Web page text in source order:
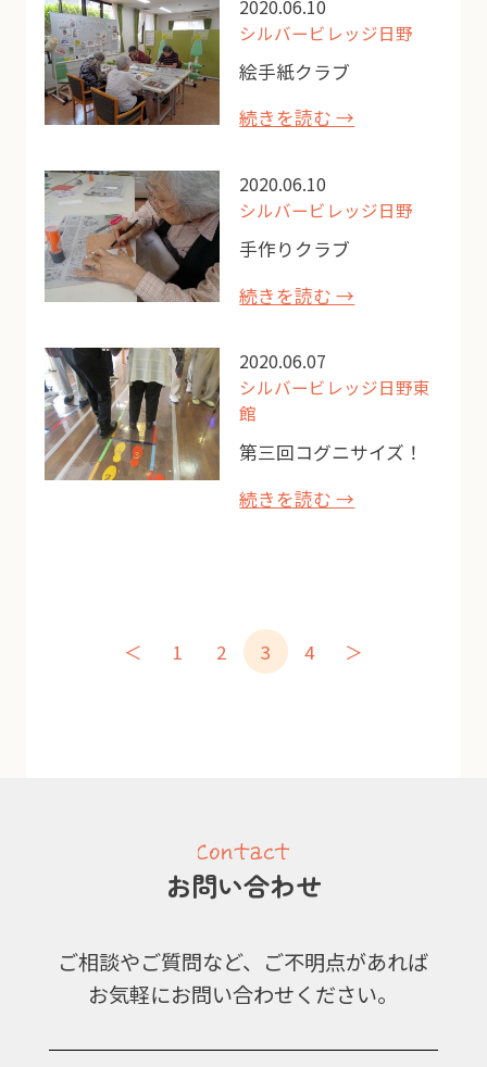
2020.06.10
シルバービレッジ日野
絵手紙クラブ
続きを読む →
2020.06.10
シルバービレッジ日野
手作りクラブ
続きを読む →
2020.06.07
シルバービレッジ日野東
館
第三回コグニサイズ！
続きを読む →
＜ 1 2 3 4 ＞
お問い合わせ
ご相談やご質問など、ご不明点があれば
お気軽にお問い合わせください。